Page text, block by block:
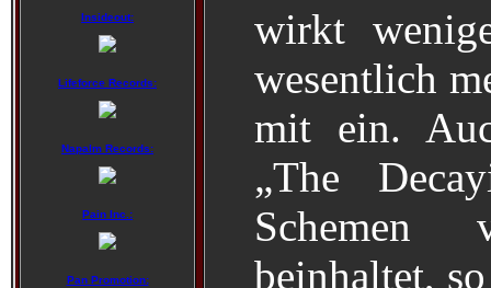
Insideout:
Lifeforce Records:
Napalm Records:
Pain Inc.:
Pan Promotion:
wirkt
wesentlich
mit ein.
„The
Schemen
beinhaltet,